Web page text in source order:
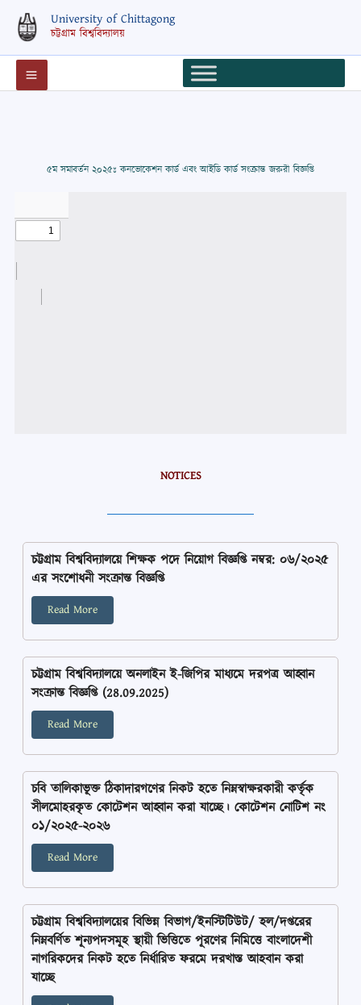
content
University of Chittagong
চট্টগ্রাম বিশ্ববিদ্যালয়
৫ম সমাবর্তন ২০২৫ঃ কনভোকেশন কার্ড এবং আইডি কার্ড সংক্রান্ত জরুরী বিজ্ঞপ্তি
NOTICES
চট্টগ্রাম বিশ্ববিদ্যালয়ে শিক্ষক পদে নিয়োগ বিজ্ঞপ্তি নম্বর: ০৬/২০২৫
এর সংশোধনী সংক্রান্ত বিজ্ঞপ্তি
Read More
চট্টগ্রাম বিশ্ববিদ্যালয়ে অনলাইন ই-জিপির মাধ্যমে দরপত্র আহ্বান
সংক্রান্ত বিজ্ঞপ্তি (28.09.2025)
Read More
চবি তালিকাভূক্ত ঠিকাদারগণের নিকট হতে নিম্নস্বাক্ষরকারী কর্তৃক
সীলমোহরকৃত কোটেশন আহ্বান করা যাচ্ছে। কোটেশন নোটিশ নং
০১/২০২৫-২০২৬
Read More
চট্টগ্রাম বিশ্ববিদ্যালয়ের বিভিন্ন বিভাগ/ইনস্টিটিউট/ হল/দপ্তরের
নিম্নবর্ণিত শূন্যপদসমূহ স্থায়ী ভিত্তিতে পূরণের নিমিত্তে বাংলাদেশী
নাগরিকদের নিকট হতে নির্ধারিত ফরমে দরখাস্ত আহবান করা
যাচ্ছে